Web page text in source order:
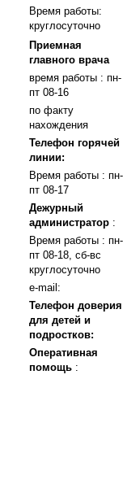
Время работы:
круглосуточно
Приемная
главного врача
время работы : пн-
пт 08-16
по факту
нахождения
Телефон горячей
линии:
Время работы : пн-
пт 08-17
Дежурный
администратор :
Время работы : пн-
пт 08-18, сб-вс
круглосуточно
e-mail:
Телефон доверия
для детей и
подростков:
Оперативная
помощь :